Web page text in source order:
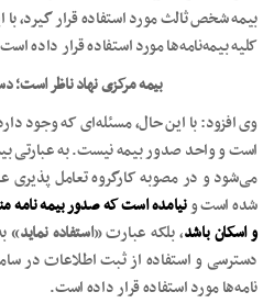
بیمه شخص ثالث مورد استفاده قرار گیرد، با
کلیه بیمه‌نامه‌ها مورد استفاده قرار داده
بیمه مرکزی نهاد ناظر است؛
وی افزود: با این حال، مسئله‌ای که وجود
است و واحد صدور بیمه نیست. به عبارتی
می‌شود و در مصوبه کارگروه تعامل پذیری
شده است ونیامده است که صدور بیمه نامه
و اسکان باشد، بلکه عبارت «استفاده نماید»
دسترسی و استفاده از ثبت اطلاعات در
نامه‌ها مورد استفاده قرار داده است.